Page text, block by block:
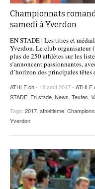
Championnats
samedi à Yverdon
EN STADE | Les titres et
Yverdon. Le club organisateur
plus de 250 athlètes sur les
s’annoncent passionnantes,
d’horizon des principales têtes
ATHLE.ch- 18 août 2017 -
STADE En stade News Textes
Tags: 2017 athlétisme
Yverdon